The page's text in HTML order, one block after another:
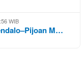
WIB
M…